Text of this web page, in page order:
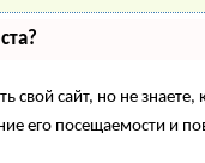
свой сайт, но не
его посещаемости и